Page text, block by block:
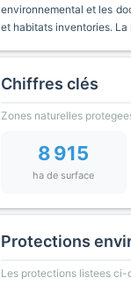
environnemental et les
et habitats inventories. La
Chiffres clés
Zones naturelles
8 915
ha de surface
Protections
Les protections listees